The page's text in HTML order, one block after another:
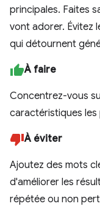
principales. Faites
vont adorer. Évitez
qui détournent
À faire
Concentrez-vous
caractéristiques
À éviter
Ajoutez des mots
d'améliorer les
répétée ou non